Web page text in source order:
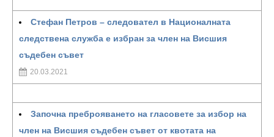
Стефан Петров – следовател в Националната
следствена служба е избран за член на Висшия
съдебен съвет
20.03.2021
Започна преброяването на гласовете за избор на
член на Висшия съдебен съвет от квотата на